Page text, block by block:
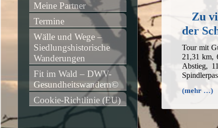
Zu
der
Tour mit
21,31 km,
Abstieg,
(mehr …)
Meine Partner
Termine
Wälle und Wege –
Siedlungshistorische
Wanderungen
Fit im Wald – DWV-
Gesundheitswandern©
Cookie-Richtlinie (EU)